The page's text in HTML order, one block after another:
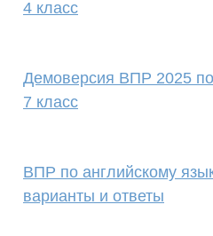
4 класс
Демоверсия ВПР 2025
7 класс
ВПР по английскому
варианты и ответы